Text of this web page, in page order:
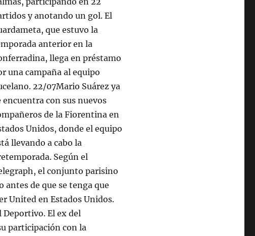
y anotando un gol. El
que estuvo la
anterior en la
llega en préstamo
una campaña al equipo
22/07Mario Suárez ya
encuentra con sus nuevos
de la Fiorentina en
Unidos, donde el equipo
llevando a cabo la
Según el
el conjunto parisino
de que se tenga que
United en Estados Unidos.
El ex del
participación con la